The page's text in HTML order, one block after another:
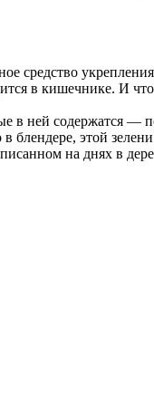
средство
в кишечнике. И
в ней содержатся
блендере, этой
на днях в